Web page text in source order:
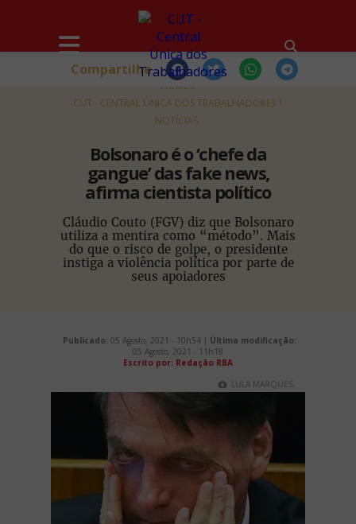
HOME
CUT - CENTRAL ÚNICA DOS TRABALHADORES
NOTÍCIAS
Bolsonaro é o ‘chefe da
gangue’ das fake news,
afirma cientista político
Cláudio Couto (FGV) diz que Bolsonaro
utiliza a mentira como “método”. Mais
do que o risco de golpe, o presidente
instiga a violência política por parte de
seus apoiadores
Compartilhe
Publicado: 05 Agosto, 2021 - 10h54 | Última modificação:
05 Agosto, 2021 - 11h18
Escrito por: Redação RBA
LULA MARQUES